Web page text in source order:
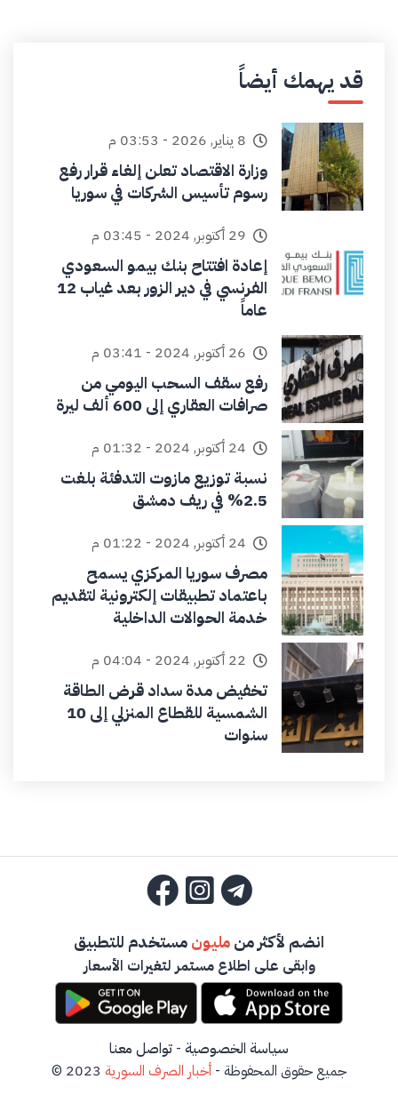
قد يهمك أيضاً
8 يناير, 2026 - 03:53 م
وزارة الاقتصاد تعلن إلغاء قرار رفع
رسوم تأسيس الشركات في سوريا
29 أكتوبر, 2024 - 03:45 م
إعادة افتتاح بنك بيمو السعودي
الفرنسي في دير الزور بعد غياب 12
عاماً
26 أكتوبر, 2024 - 03:41 م
رفع سقف السحب اليومي من
صرافات العقاري إلى 600 ألف ليرة
24 أكتوبر, 2024 - 01:32 م
نسبة توزيع مازوت التدفئة بلغت
2.5% في ريف دمشق
24 أكتوبر, 2024 - 01:22 م
مصرف سوريا المركزي يسمح
باعتماد تطبيقات إلكترونية لتقديم
خدمة الحوالات الداخلية
22 أكتوبر, 2024 - 04:04 م
تخفيض مدة سداد قرض الطاقة
الشمسية للقطاع المنزلي إلى 10
سنوات
انضم لأكثر منمليونمستخدم للتطبيق
وابقى على اطلاع مستمر لتغيرات الأسعار
سياسة الخصوصية - تواصل معنا
جميع حقوق المحفوظة - أخبار الصرف السورية